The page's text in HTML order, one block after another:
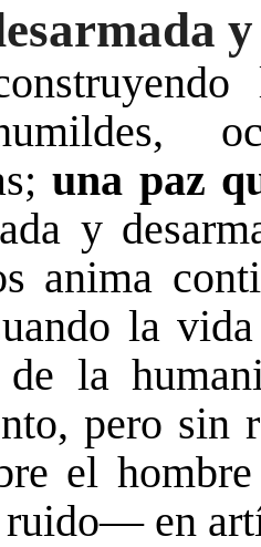
una paz
y
anima
la
de la
pero sin
el
ruido— en